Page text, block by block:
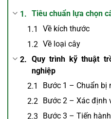
Tiêu chuẩn lựa chọn
Về kích thước
Về loại cây
Quy trình kỹ thuật
nghiệp
Bước 1 – Chuẩn bị
Bước 2 – Xác định
Bước 3 – Tiến